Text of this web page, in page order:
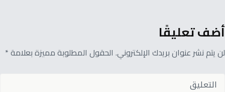
أضف تعليقًا
لن يتم نشر عنوان بريدك الإلكتروني. الحقول المطلوبة مميزة بعلامة *